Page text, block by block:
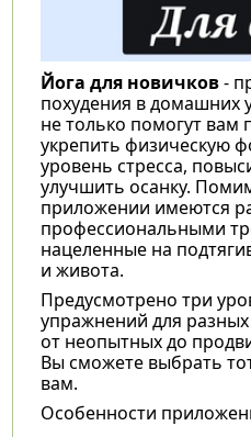
Йога для новичков-
похудения в домашних
не только помогут вам
укрепить физическую
уровень стресса,
улучшить осанку.
приложении имеются
профессиональными
нацеленные на
и живота.
Предусмотрено три
упражнений для
от неопытных до
Вы сможете выбрать
вам.
Особенности